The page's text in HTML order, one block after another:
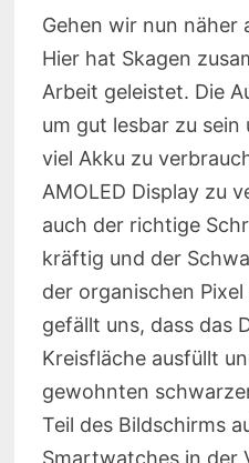
Gehen wir nun näher
Hier hat Skagen
Arbeit geleistet. Die
um gut lesbar zu
viel Akku zu
AMOLED Display zu
auch der richtige
kräftig und der
der organischen
gefällt uns, dass das
Kreisfläche ausfüllt
gewohnten
Teil des Bildschirms
Smartwatches in der